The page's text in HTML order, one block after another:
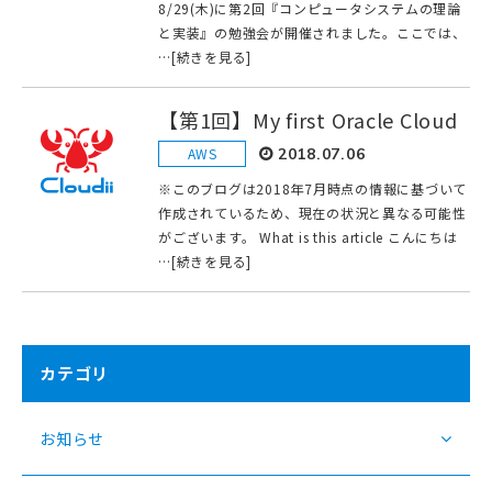
8/29(木)に第2回『コンピュータシステムの理論
と実装』の勉強会が開催されました。ここでは、
…[続きを見る]
【第1回】My first Oracle Cloud
AWS 2018.07.06
※このブログは2018年7月時点の情報に基づいて
作成されているため、現在の状況と異なる可能性
がございます。 What is this article こんにちは
…[続きを見る]
カテゴリ
お知らせ